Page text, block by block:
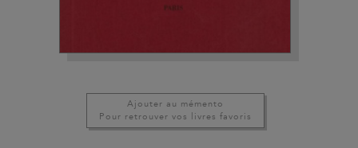
Ajouter au mémento
Pour retrouver vos livres favoris